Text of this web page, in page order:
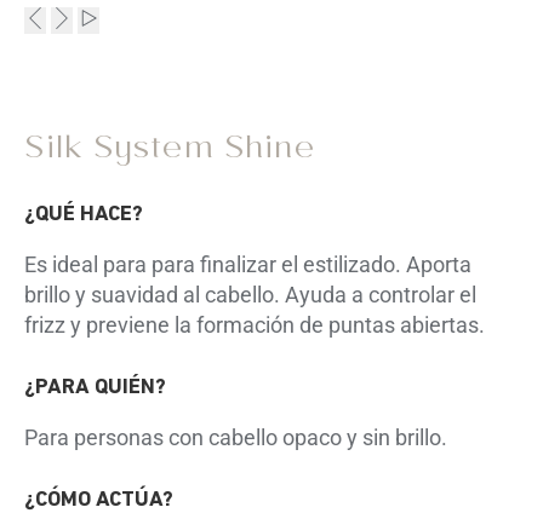
Silk System Shine
¿QUÉ HACE?
Es ideal para para finalizar el estilizado. Aporta
brillo y suavidad al cabello. Ayuda a controlar el
frizz y previene la formación de puntas abiertas.
¿PARA QUIÉN?
Para personas con cabello opaco y sin brillo.
¿CÓMO ACTÚA?